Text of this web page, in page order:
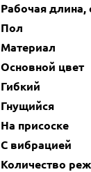
Рабочая длина,
Пол
Материал
Основной цвет
Гибкий
Гнущийся
На присоске
С вибрацией
Количество